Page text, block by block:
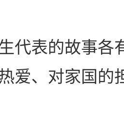
代表的故事各
爱、对家国的